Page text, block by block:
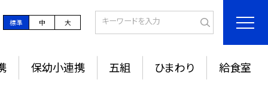
標準 中 大
保幼小連携 五組 ひまわり 給食室